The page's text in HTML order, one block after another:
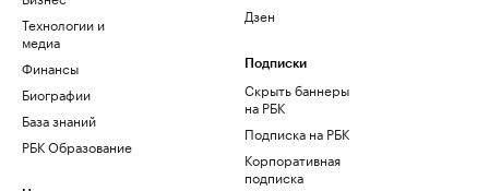
Технологии и
медиа
Финансы
Биографии
База знаний
РБК Образование
Дзен
Подписки
Скрыть баннеры
на РБК
Подписка на РБК
Корпоративная
подписка